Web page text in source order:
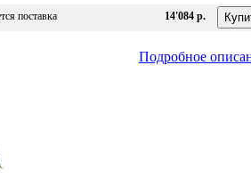
поставка 14'084 р.
Подробное